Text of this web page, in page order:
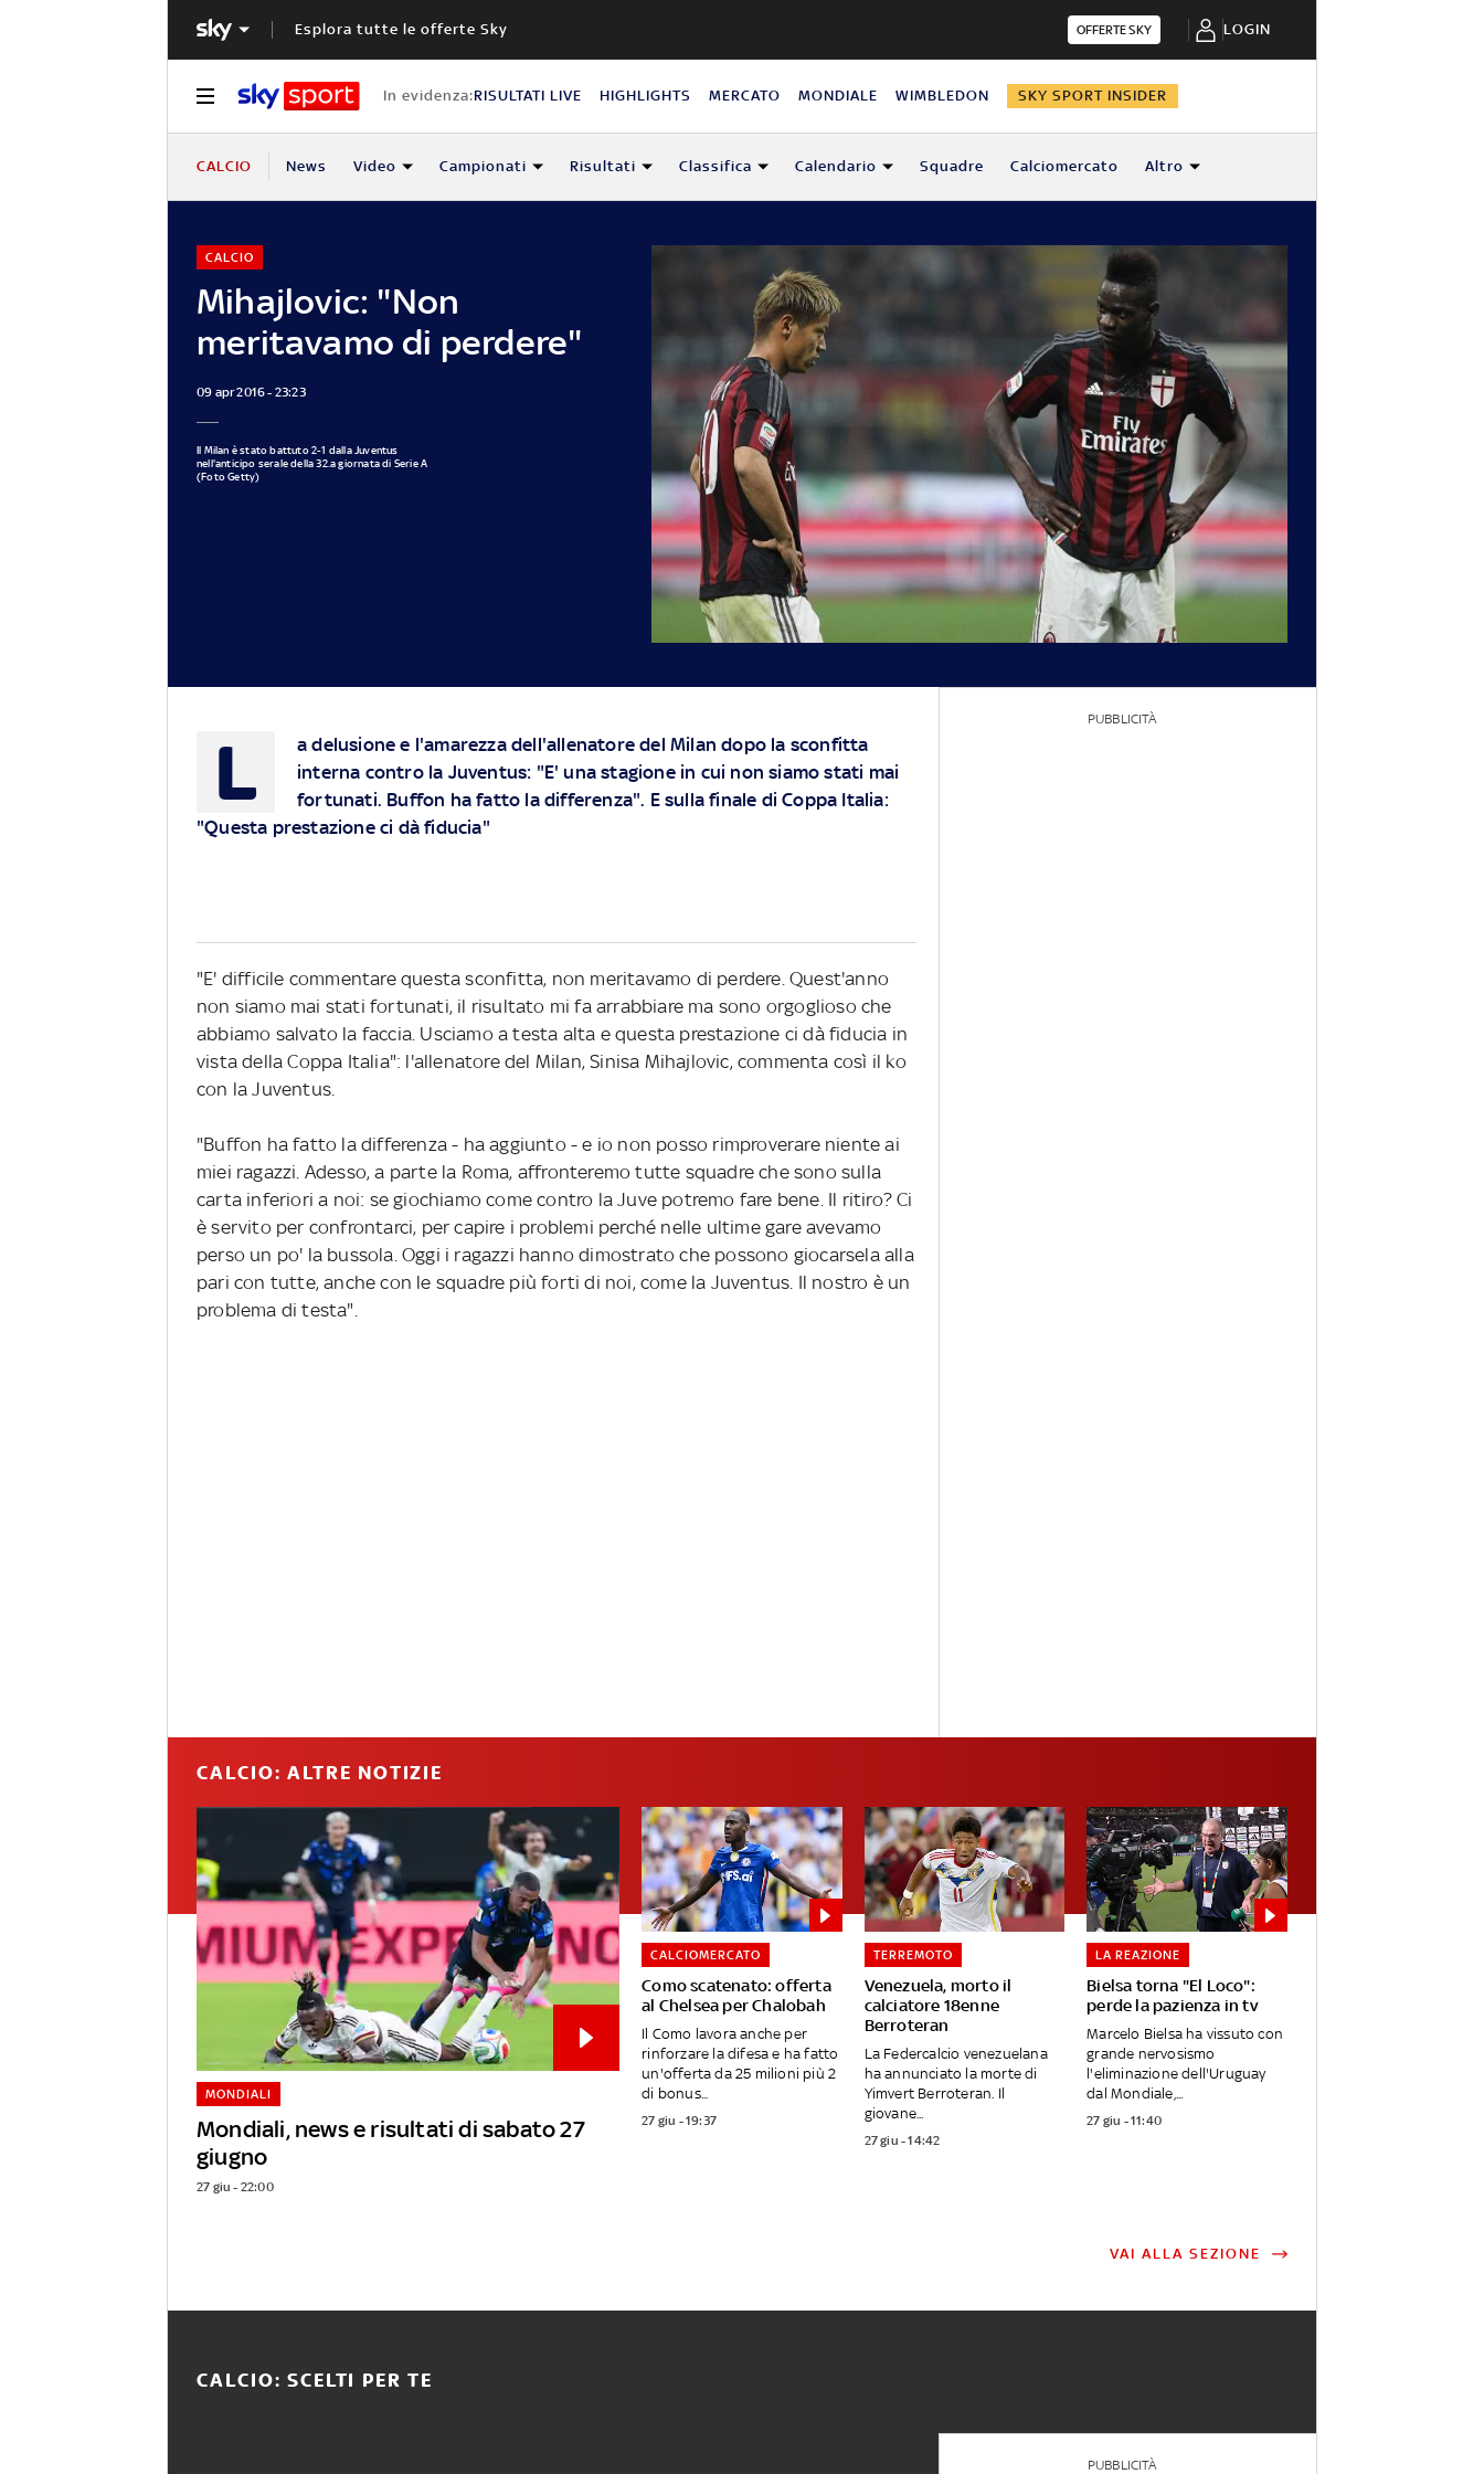
Esplora tutte le offerte Sky OFFERTE SKY LOGIN
In evidenza:RISULTATI LIVE HIGHLIGHTS MERCATO MONDIALE WIMBLEDON SKY SPORT INSIDER
CALCIO News Video Campionati Risultati Classifica Calendario Squadre Calciomercato Altro
Mihajlovic: "Non
meritavamo di perdere"
CALCIO
09 apr 2016 - 23:23
Il Milan è stato battuto 2-1 dalla Juventus
nell'anticipo serale della 32.a giornata di Serie A
(Foto Getty)
L
a delusione e l'amarezza dell'allenatore del Milan dopo la sconfitta
interna contro la Juventus: "E' una stagione in cui non siamo stati mai
fortunati. Buffon ha fatto la differenza". E sulla finale di Coppa Italia:
"Questa prestazione ci dà fiducia"
"E' difficile commentare questa sconfitta, non meritavamo di perdere. Quest'anno
non siamo mai stati fortunati, il risultato mi fa arrabbiare ma sono orgoglioso che
abbiamo salvato la faccia. Usciamo a testa alta e questa prestazione ci dà fiducia in
vista della Coppa Italia": l'allenatore del Milan, Sinisa Mihajlovic, commenta così il ko
con la Juventus.
"Buffon ha fatto la differenza - ha aggiunto - e io non posso rimproverare niente ai
miei ragazzi. Adesso, a parte la Roma, affronteremo tutte squadre che sono sulla
carta inferiori a noi: se giochiamo come contro la Juve potremo fare bene. Il ritiro? Ci
è servito per confrontarci, per capire i problemi perché nelle ultime gare avevamo
perso un po' la bussola. Oggi i ragazzi hanno dimostrato che possono giocarsela alla
pari con tutte, anche con le squadre più forti di noi, come la Juventus. Il nostro è un
problema di testa".
PUBBLICITÀ
CALCIO: ALTRE NOTIZIE
Mondiali, news e risultati di sabato 27
giugno
MONDIALI
27 giu - 22:00
Como scatenato: offerta
al Chelsea per Chalobah
CALCIOMERCATO
Il Como lavora anche per
rinforzare la difesa e ha fatto
un'offerta da 25 milioni più 2
di bonus...
27 giu - 19:37
Venezuela, morto il
calciatore 18enne
Berroteran
TERREMOTO
La Federcalcio venezuelana
ha annunciato la morte di
Yimvert Berroteran. Il
giovane...
27 giu - 14:42
Bielsa torna "El Loco":
perde la pazienza in tv
LA REAZIONE
Marcelo Bielsa ha vissuto con
grande nervosismo
l'eliminazione dell'Uruguay
dal Mondiale,...
27 giu - 11:40
VAI ALLA SEZIONE
CALCIO: SCELTI PER TE
PUBBLICITÀ